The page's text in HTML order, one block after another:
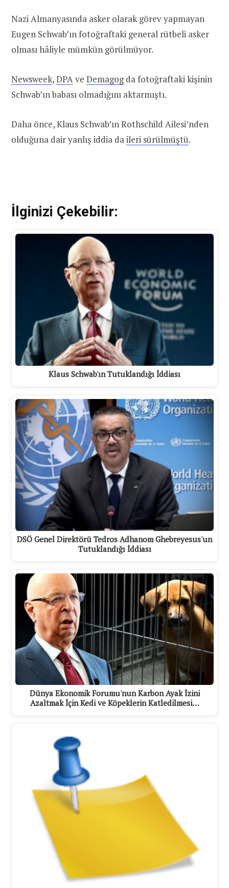
Nazi Almanyasında asker olarak görev yapmayan
Eugen Schwab’ın fotoğraftaki general rütbeli asker
olması hâliyle mümkün görülmüyor.
Newsweek,DPAve Demagogda fotoğraftaki kişinin
Schwab’ın babası olmadığını aktarmıştı.
Daha önce, Klaus Schwab’ın Rothschild Ailesi’nden
olduğuna dair yanlış iddia daileri sürülmüştü.
İlginizi Çekebilir:
Klaus Schwab'ın Tutuklandığı İddiası
DSÖ Genel Direktörü Tedros Adhanom Ghebreyesus'un
Tutuklandığı İddiası
Dünya Ekonomik Forumu'nun Karbon Ayak İzini
Azaltmak İçin Kedi ve Köpeklerin Katledilmesi…